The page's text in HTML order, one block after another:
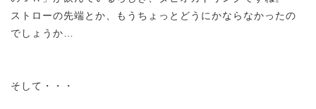
ストローの先端とか、もうちょっとどうにかならなかったの
でしょうか…
そして・・・